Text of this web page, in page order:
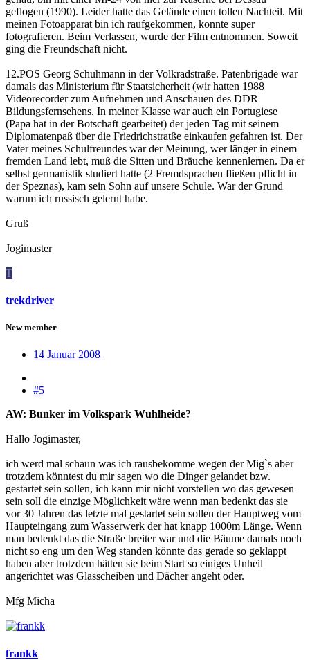
geflogen (1990). Leider hatte das Gelände einen tollen Nachteil. Mit
meinen Fotoapparat bin ich raufgekommen, konnte super
fotografieren. Beim Verlassen, wurde der Film entnommen. Soweit
ging die Freundschaft nicht.
12.POS Georg Schuhmann in der Volkradstraße. Patenbrigade war
damals das Ministerium für Staatsicherheit (wir hatten 1988
Videorecorder zum Aufnehmen und Anschauen des DDR
Bildungsfernsehens. In meiner Klasse war auch ein Portugiese
(Papa hat in der Botschaft gearbeitet) der jeden Tag mit seinem
Diplomatenpaß über die Friedrichstratße einkaufen gefahren ist. Der
Vater meines Schulfreundes war der Meinung, wer länger in einem
fremden Land lebt, muß die Sitten und Bräuche kennenlernen. Da er
selbst germanistik studiert hatte (2 Fremdsprachen fließen pflicht in
der Speznas), kam sein Sohn auf unsere Schule. War der Grund
warum ich russisch gelernt habe.
Gruß
Jogimaster
T
trekdriver
New member
14 Januar 2008
#5
AW: Bunker im Volkspark Wuhlheide?
Hallo Jogimaster,
ich werd mal schaun was ich rausbekomme wegen der Mig`s aber
trotzdem könntest du mir sagen wo die Dinger gelandet bzw.
gestartet sein sollen, ich kann mir nicht vorstellen wo das gewesen
sein soll die einzige Möglichkeit wäre wenn man bedenkt das sie
vor 30 Jahren das letzte mal gestartet sein sollen der Hauptweg vom
Haupteingang zum Wasserwerk der hat knapp 1000m Länge. Wenn
man bedenkt das die Straße breiter war und die Bäume damals noch
nicht so eng um den Weg standen könnte das gerade so geklappt
haben aber trotzdem hätten sie beim Start so einiges Unheil
angerichtet was Glasscheiben und Dächer angeht oder.
Mfg Micha
frankk